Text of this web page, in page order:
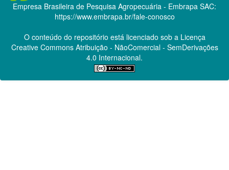
Empresa Brasileira de Pesquisa Agropecuária - Embrapa SAC:
https://www.embrapa.br/fale-conosco
O conteúdo do repositório está licenciado sob a Licença
Creative CommonsAtribuição - NãoComercial - SemDerivações
4.0 Internacional.